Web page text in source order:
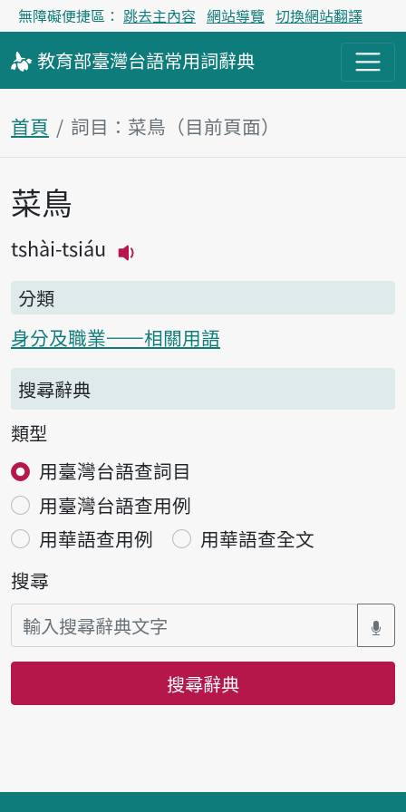
無障礙便捷區： 跳去主內容 網站導覽 切換網站翻譯
教育部臺灣台語常用詞辭典
首頁 詞目：菜鳥（目前頁面）
主內容區塊
菜鳥
tshài-tsiáu
分類
身分及職業——相關用語
搜尋辭典
類型
用臺灣台語查詞目
用臺灣台語查用例
用華語查用例
用華語查全文
搜尋
搜尋辭典